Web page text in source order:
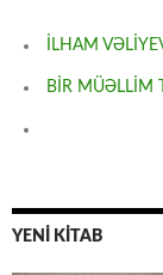
İLHAM
BİR MÜƏLLİM
YENİ KİTAB